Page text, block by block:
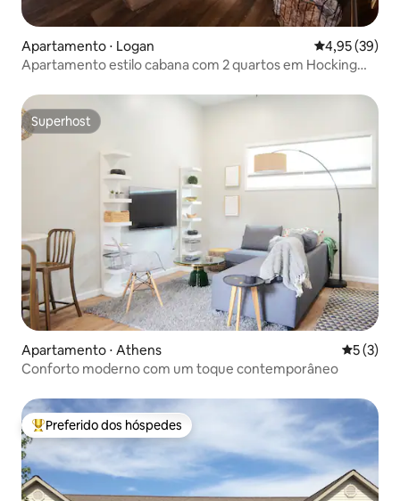
Apartamento ⋅ Logan 4,95 de uma
4,95 (39)
Apartamento estilo cabana com 2 quartos em Hocking
Superhost
Superhost
Apartamento ⋅ Athens 5 de
5 (3)
Conforto moderno com um toque contemporâneo
Entre os melhores preferidos dos hóspedes
Preferido dos hóspedes